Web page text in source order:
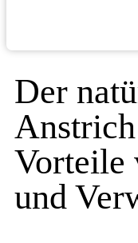
Der
Vorteile
und